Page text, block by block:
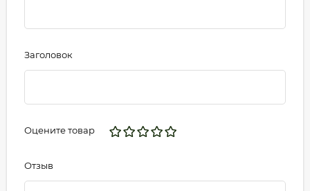
Заголовок
Оцените товар
Отзыв